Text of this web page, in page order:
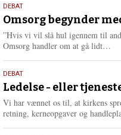
9.
juli
2026
DEBAT
Omsorg begynder
”Hvis vi vil slå hul igennem til
Omsorg handler om at gå lidt…
e
r
e
10.
juni
2026
DEBAT
Ledelse - eller
Vi har vænnet os til, at kirkens
retning, kerneopgaver og